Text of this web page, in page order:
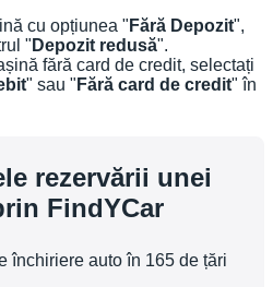
cu opțiunea " Fără Depozit",
" Depozit redusă".
fără card de credit, selectați
" sau " Fără card de credit" în
rezervării unei
FindYCar
închiriere auto în 165 de țări